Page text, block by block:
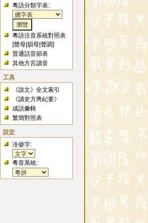
粵語分類字表:
粵語注音系統對照表
[聲母 |韻母 |聲調]
普通話音節表
其他方言讀音
工具
《說文》全文索引
《讀史方輿紀要》
成語彙輯
繁簡對照表
設定
冷僻字:
粵音系統: